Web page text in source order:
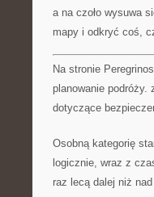
a na czoło wysuwa
mapy i odkryć coś,
Na stronie
planowanie podróży.
dotyczące
Osobną kategorię
logicznie, wraz z
raz lecą dalej niż